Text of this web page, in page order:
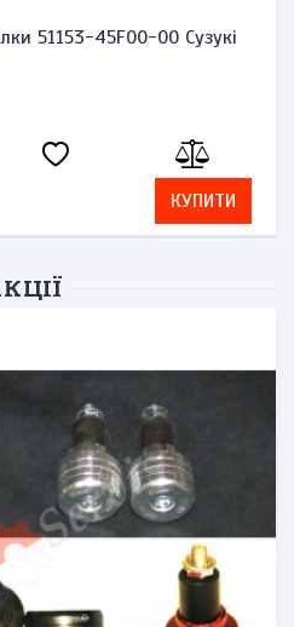
51153-45F00-00 Сузукі
КУПИТИ